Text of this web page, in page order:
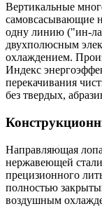
Вертикальные
самовсасывающие
одну линию ("ин-
двухполюсным
охлаждением.
Индекс
перекачивания
без твердых,
Направляющая
нержавеющей
прецизионного
полностью
воздушным